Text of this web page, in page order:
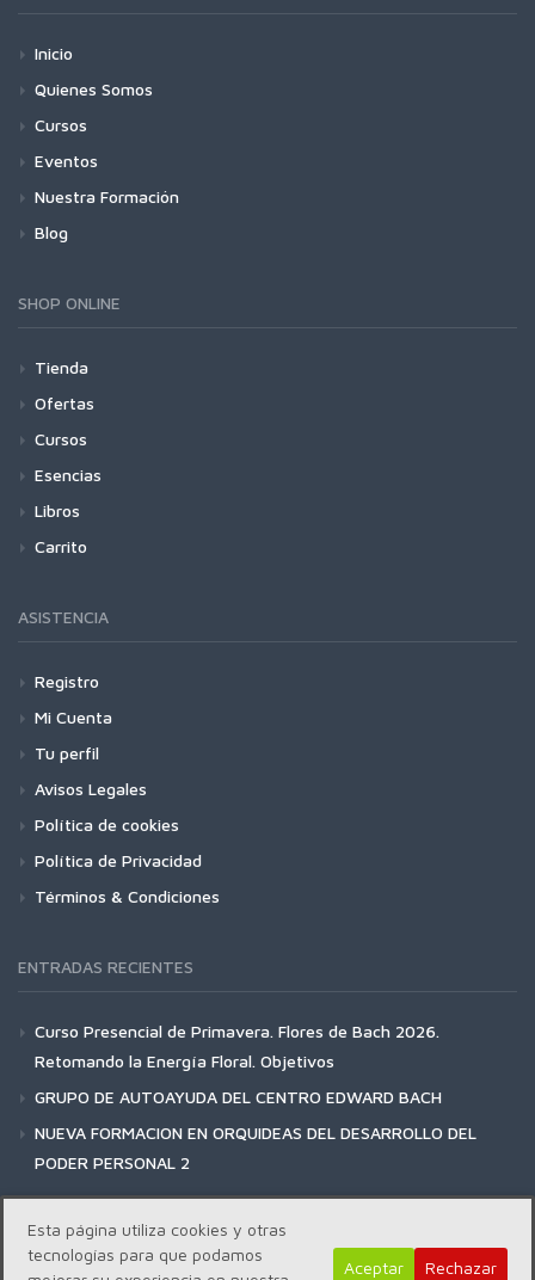
Inicio
Quienes Somos
Cursos
Eventos
Nuestra Formación
Blog
SHOP ONLINE
Tienda
Ofertas
Cursos
Esencias
Libros
Carrito
ASISTENCIA
Registro
Mi Cuenta
Tu perfil
Avisos Legales
Política de cookies
Política de Privacidad
Términos & Condiciones
ENTRADAS RECIENTES
Curso Presencial de Primavera. Flores de Bach 2026.
Retomando la Energía Floral. Objetivos
GRUPO DE AUTOAYUDA DEL CENTRO EDWARD BACH
NUEVA FORMACION EN ORQUIDEAS DEL DESARROLLO DEL
PODER PERSONAL 2
Esta página utiliza cookies y otras
tecnologías para que podamos
Aceptar Rechazar